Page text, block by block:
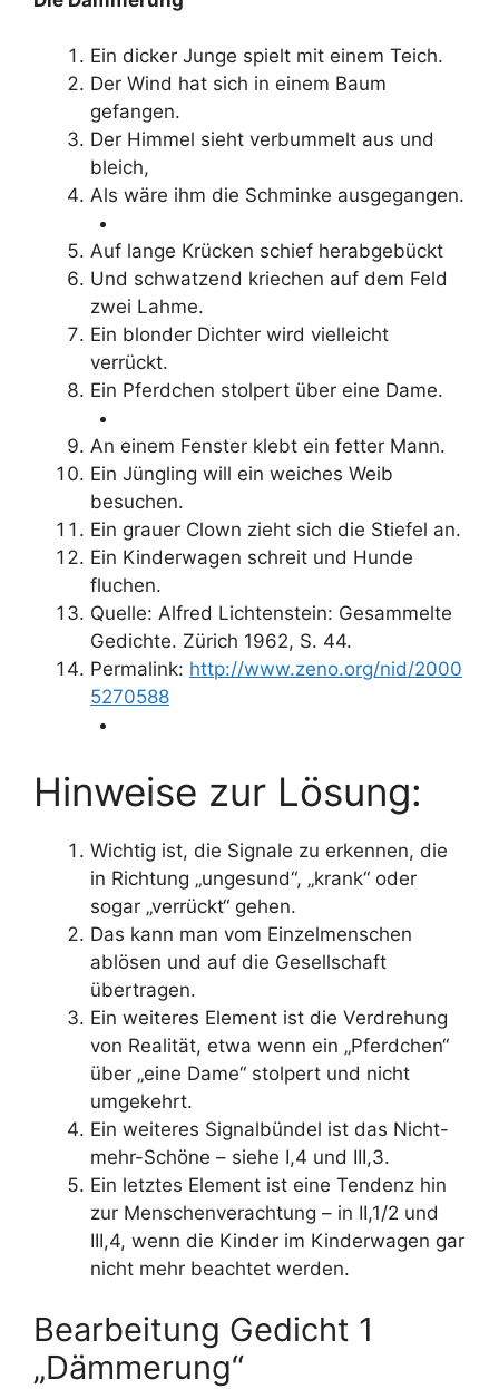
Ein dicker Junge spielt mit einem Teich.
Der Wind hat sich in einem Baum
gefangen.
Der Himmel sieht verbummelt aus und
bleich,
Als wäre ihm die Schminke ausgegangen.
Auf lange Krücken schief herabgebückt
Und schwatzend kriechen auf dem Feld
zwei Lahme.
Ein blonder Dichter wird vielleicht
verrückt.
Ein Pferdchen stolpert über eine Dame.
An einem Fenster klebt ein fetter Mann.
Ein Jüngling will ein weiches Weib
besuchen.
Ein grauer Clown zieht sich die Stiefel an.
Ein Kinderwagen schreit und Hunde
fluchen.
Quelle: Alfred Lichtenstein: Gesammelte
Gedichte. Zürich 1962, S. 44.
Permalink: http://www.zeno.org/nid/2000
5270588
Hinweise zur Lösung:
Wichtig ist, die Signale zu erkennen, die
in Richtung „ungesund“, „krank“ oder
sogar „verrückt“ gehen.
Das kann man vom Einzelmenschen
ablösen und auf die Gesellschaft
übertragen.
Ein weiteres Element ist die Verdrehung
von Realität, etwa wenn ein „Pferdchen“
über „eine Dame“ stolpert und nicht
umgekehrt.
Ein weiteres Signalbündel ist das Nicht-
mehr-Schöne – siehe I,4 und III,3.
Ein letztes Element ist eine Tendenz hin
zur Menschenverachtung – in II,1/2 und
III,4, wenn die Kinder im Kinderwagen gar
nicht mehr beachtet werden.
Bearbeitung Gedicht 1
„Dämmerung“